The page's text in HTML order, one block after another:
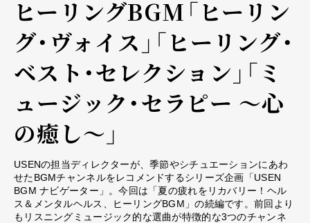
ヒーリングBGM――「ヒーリン
グ・ヴォイス」「ヒーリング・
ベスト・セレクション」「ミ
ュージック・セラピー ～心
の癒し～」
USENの担当ディレクターが、季節やシチュエーションにあわ
せたBGMチャンネルをレコメンドするシリーズ企画「USEN
BGM ナビゲーター」。今回は「夏の疲れをリカバリー！ヘル
ス＆メンタルヘルス、ヒーリングBGM」の続編です。前回より
もリスニングミュージック的な選曲が特徴的な3つのチャンネ